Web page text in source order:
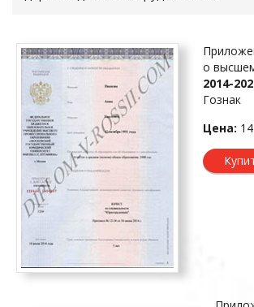
о
2014-
Гознак
Цена: